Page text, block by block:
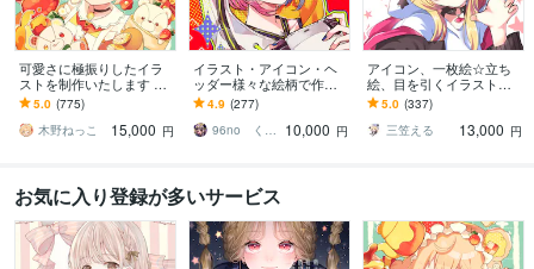
可愛さに極振りしたイラ
ストを制作いたします ★
商用利用＆二次利用込
み！ミニキャラは小物２
点まで無料！★
5.0 (775)
木野ねっこ
15,000 円
イラスト・アイコン・ヘ
ッダー様々な絵柄で作成
します 商用可！似顔絵・
ブログ・インスタ・動画
配信サムネ等用途様々！
4.9 (277)
96no くろの
10,000 円
アイコン、一枚絵☆立ち
絵、目を引くイラスト描
きます イリアム、サム
ネ、live2D、YouTube、歌
ってみたも
5.0 (337)
三笠える
13,000 円
お気に入り登録が多いサービス